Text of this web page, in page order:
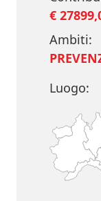
€
Ambiti:
Luogo: